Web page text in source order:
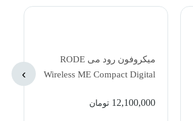
میکروفون رود می RODE
Wireless ME Compact Digital
12,100,000 تومان
›